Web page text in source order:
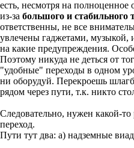
есть, несмотря на полноценное
из-за большого и стабильного
ответственны, не все
увлечены гаджетами, музыкой,
на какие предупреждения.
Поэтому никуда не деться от
"удобные" переходы в одном
ни оборудуй. Перекроешь
рядом через пути, т.к. никто
Следовательно, нужен какой-
переход.
Пути тут два: а) надземные